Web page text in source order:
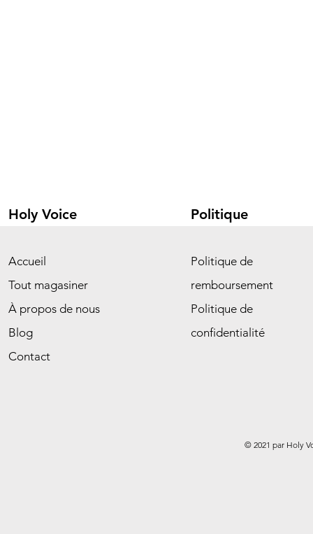
Holy Voice
Accueil
Tout magasiner
À propos de nous
Blog
Contact
Politique
Politique de
remboursement
Politique de
confidentialité
© 2021 par Holy